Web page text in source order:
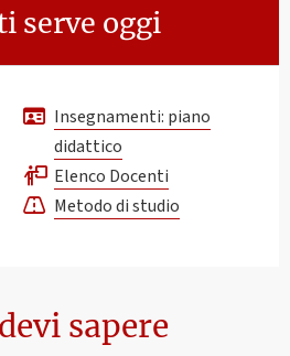
serve oggi
Insegnamenti: piano
didattico
Elenco Docenti
Metodo di studio
sapere